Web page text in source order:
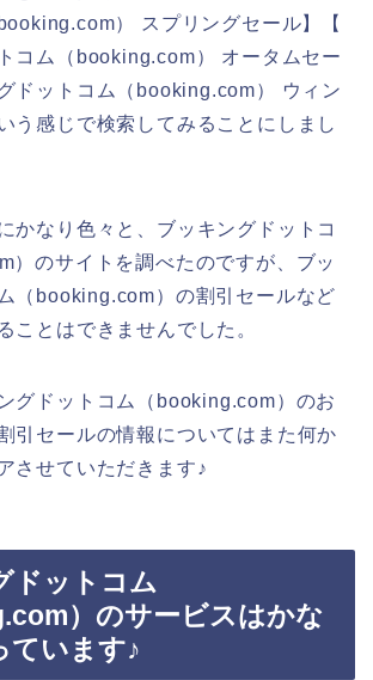
） スプリングセール】【
コム（booking.com） オータムセー
ドットコム（booking.com） ウィン
う感じで検索してみることにしまし
かなり色々と、ブッキングドットコ
）のサイトを調べたのですが、ブッ
（booking.com）の割引セールなど
ことはできませんでした。
グドットコム（booking.com）のお
引セールの情報についてはまた何か
させていただきます♪
ドットコム
）のサービスはかな
ています♪